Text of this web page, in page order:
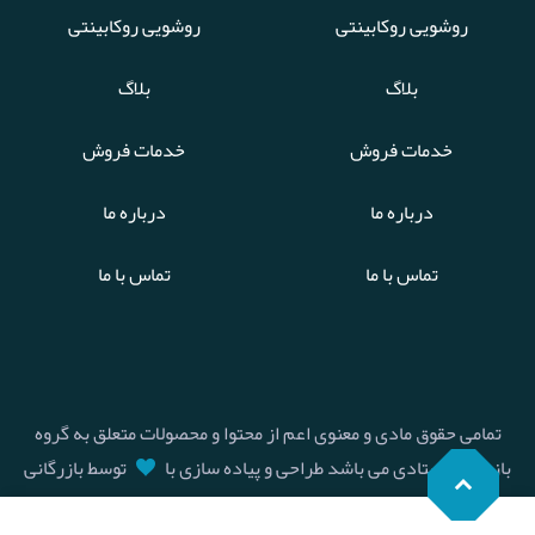
روشویی روکابینتی
بلاگ
خدمات فروش
درباره ما
تماس با ما
روشویی روکابینتی
بلاگ
خدمات فروش
درباره ما
تماس با ما
تمامی حقوق مادی و معنوی اعم از محتوا و محصولات متعلق به گروه
بازرگانی استادی می باشد طراحی و پیاده سازی با
توسط بازرگانی
استادی